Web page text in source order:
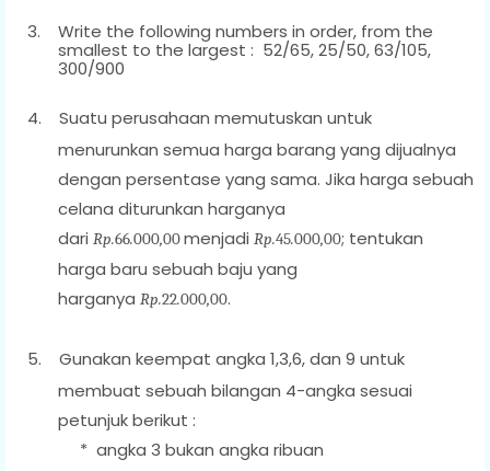
3.
Write the following numbers in order, from the
smallest to the largest : 52/65, 25/50, 63/105,
300/900
4.
Suatu perusahaan memutuskan untuk
menurunkan semua harga barang yang dijualnya
dengan persentase yang sama. Jika harga sebuah
celana diturunkan harganya
dari Rp.66.000,00menjadi Rp.45.000,00; tentukan
harga baru sebuah baju yang
harganya Rp.22.000,00.
5.
Gunakan keempat angka 1,3,6, dan 9 untuk
membuat sebuah bilangan 4-angka sesuai
petunjuk berikut :
* angka 3 bukan angka ribuan